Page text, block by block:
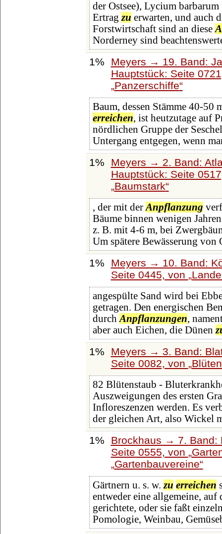
der Ostsee), Lycium
Ertrag zu erwarten, und auch
Forstwirtschaft sind an diese
Norderney sind
1%
Meyers → 19. Band:
Hauptstück: Seite
Panzerschiffe
Baum, dessen Stämme 40-50
erreichen, ist heutzutage auf
nördlichen Gruppe der
Untergang entgegen, wenn
1%
Meyers → 2. Band:
Hauptstück: Seite
Baumstark
, der mit der Anpflanzung
Bäume binnen wenigen
z. B. mit 4-6 m, bei
Um spätere Bewässerung von
1%
Meyers → 10. Band:
Seite 0445, von
angespülte Sand wird bei
getragen. Den energischen
durch Anpflanzungen,
aber auch Eichen, die Dünen
1%
Meyers → 3. Band:
Seite 0082, von
82 Blütenstaub -
Auszweigungen des ersten
Infloreszenzen werden. Es
der gleichen Art, also Wickel
1%
Brockhaus → 7. Band:
Seite 0555, von
Gartenbauvereine
Gärtnern u. s. w. zu erreichen
entweder eine allgemeine, auf
gerichtete, oder sie faßt
Pomologie, Weinbau,